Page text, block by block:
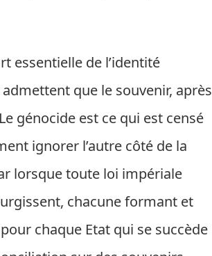
essentielle de l’identité
que le souvenir, après
génocide est ce qui est censé
ignorer l’autre côté de la
lorsque toute loi impériale
chacune formant et
chaque Etat qui se succède